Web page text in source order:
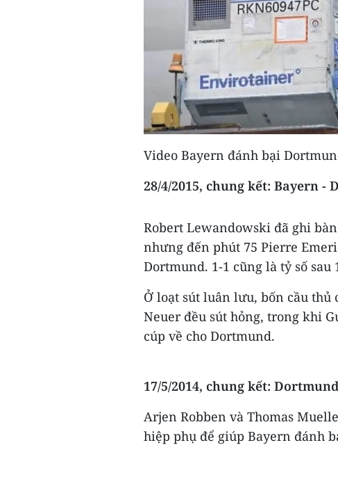
Video Bayern đánh bại
28/4/2015, chung kết: Bayern -
Robert Lewandowski đã ghi
nhưng đến phút 75 Pierre
Dortmund. 1-1 cũng là tỷ số sau
Ở loạt sút luân lưu, bốn cầu thủ
Neuer đều sút hỏng, trong khi
cúp về cho Dortmund.​
17/5/2014, chung kết:
Arjen Robben và Thomas
hiệp phụ để giúp Bayern đánh